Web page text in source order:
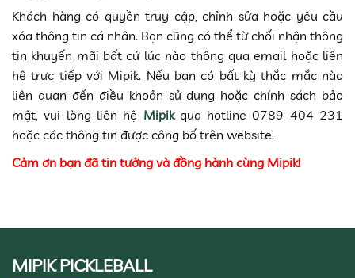
Khách hàng có quyền truy cập, chỉnh sửa hoặc yêu cầu
xóa thông tin cá nhân. Bạn cũng có thể từ chối nhận thông
tin khuyến mãi bất cứ lúc nào thông qua email hoặc liên
hệ trực tiếp với Mipik. Nếu bạn có bất kỳ thắc mắc nào
liên quan đến điều khoản sử dụng hoặc chính sách bảo
mật, vui lòng liên hệ Mipikqua hotline 0789 404 231
hoặc các thông tin được công bố trên website.
Cảm ơn bạn đã tin tưởng và đồng hành cùng Mipik!
MIPIK PICKLEBALL